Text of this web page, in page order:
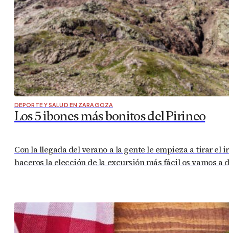
DEPORTE Y SALUD EN ZARAGOZA
Los 5 ibones más bonitos del Pirineo
Con la llegada del verano a la gente le empieza a tirar el
haceros la elección de la excursión más fácil os vamos a